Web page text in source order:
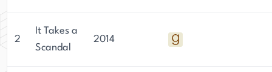
2
It Takes a
Scandal
2014